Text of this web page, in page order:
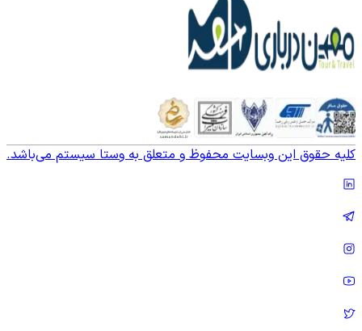
کلیه حقوق این وبسایت محفوظ و متعلق به وستا سیستم می‌باشد.